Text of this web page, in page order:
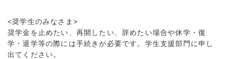
<奨学生のみなさま>
奨学金を止めたい、再開したい、辞めたい場合や休学・復
学・退学等の際には手続きが必要です。学生支援部門に申し
出てください。